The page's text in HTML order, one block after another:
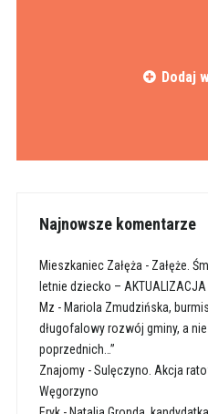
Dodaj
Najnowsze komentarze
Mieszkaniec Załęża - Załęże.
letnie dziecko – AKTUALIZACJA
Mz - Mariola Zmudzińska,
długofalowy rozwój gminy, a
poprzednich…”
Znajomy-Sulęczyno. Akcja
Węgorzyno